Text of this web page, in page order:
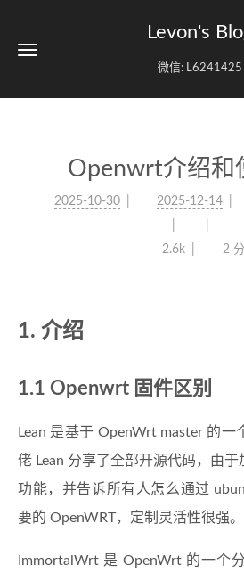
Levon's
微信: L6241425
Openwrt介绍和
2025-10-30 2025-12-14
2.6k 2
1. 介绍
1.1 Openwrt 固件区别
Lean 是基于 OpenWrt master 的
佬 Lean 分享了全部开源代码，由
功能，并告诉所有人怎么通过
要的 OpenWRT，定制灵活性很强。
ImmortalWrt 是 OpenWrt 的一个